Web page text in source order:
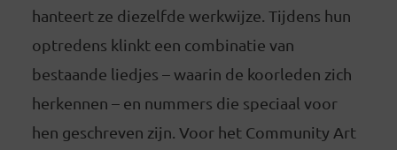
hanteert ze diezelfde werkwijze. Tijdens hun
optredens klinkt een combinatie van
bestaande liedjes – waarin de koorleden zich
herkennen – en nummers die speciaal voor
hen geschreven zijn. Voor het Community Art